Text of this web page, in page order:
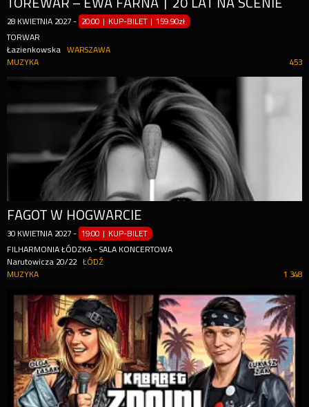
28 KWIETNIA 2027 - 20:00 | KUP-BILET |159.90zł
TORWAR
Łazienkowska
WARSZAWA
453
MUZYKA
FAGOT W HOGWARCIE
30 KWIETNIA 2027 - 19:00 | KUP-BILET
FILHARMONIA ŁÓDZKA - SALA KONCERTOWA
Narutowicza 20/22
ŁÓDŹ
1 348
MUZYKA